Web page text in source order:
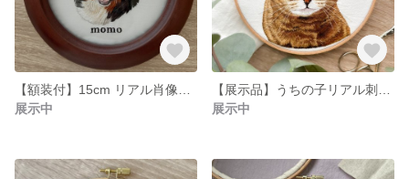
展示中
展示中